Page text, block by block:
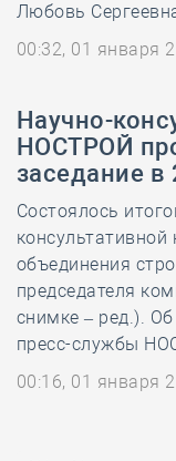
Любовь
00:32, 01 января
Научно-
НОСТРОЙ
заседание в
Состоялось
объединения
председателя
снимке – ред.).
пресс-службы
00:16, 01 января